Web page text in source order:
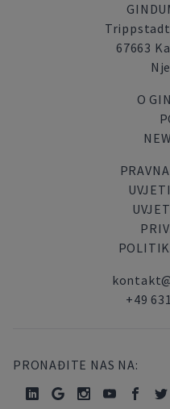
67663
O
+49
PRONAĐITE NAS NA: